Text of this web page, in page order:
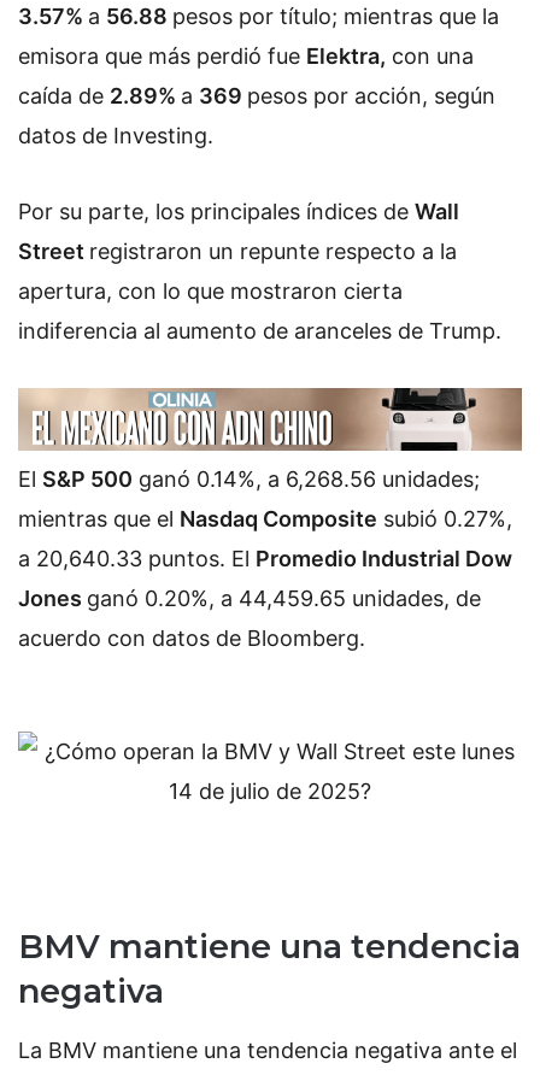
3.57% a 56.88 pesos por título; mientras que la
emisora que más perdió fue Elektra, con una
caída de 2.89% a 369 pesos por acción, según
datos de Investing.
Por su parte, los principales índices de Wall
Street registraron un repunte respecto a la
apertura, con lo que mostraron cierta
indiferencia al aumento de aranceles de Trump.
El S&P 500 ganó 0.14%, a 6,268.56 unidades;
mientras que el Nasdaq Composite subió 0.27%,
a 20,640.33 puntos. El Promedio Industrial Dow
Jones ganó 0.20%, a 44,459.65 unidades, de
acuerdo con datos de Bloomberg.
BMV mantiene una tendencia
negativa
La BMV mantiene una tendencia negativa ante el